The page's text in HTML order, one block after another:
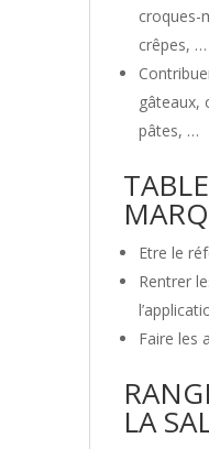
croques-
crêpes, …
gâteaux,
pâtes, …
Etre le
Rentrer
Faire les
LA